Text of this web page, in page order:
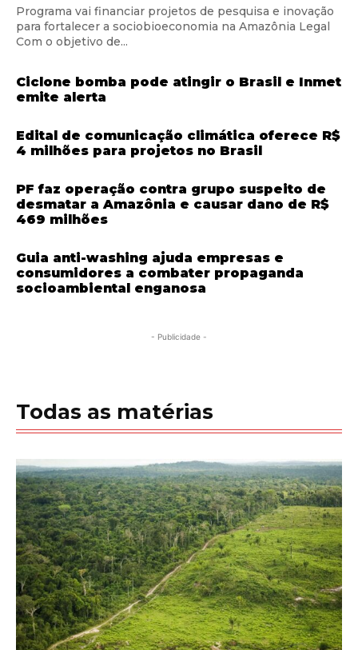
Programa vai financiar projetos de pesquisa e inovação
para fortalecer a sociobioeconomia na Amazônia Legal
Com o objetivo de...
Ciclone bomba pode atingir o Brasil e Inmet
emite alerta
Edital de comunicação climática oferece R$
4 milhões para projetos no Brasil
PF faz operação contra grupo suspeito de
desmatar a Amazônia e causar dano de R$
469 milhões
Guia anti-washing ajuda empresas e
consumidores a combater propaganda
socioambiental enganosa
- Publicidade -
Todas as matérias